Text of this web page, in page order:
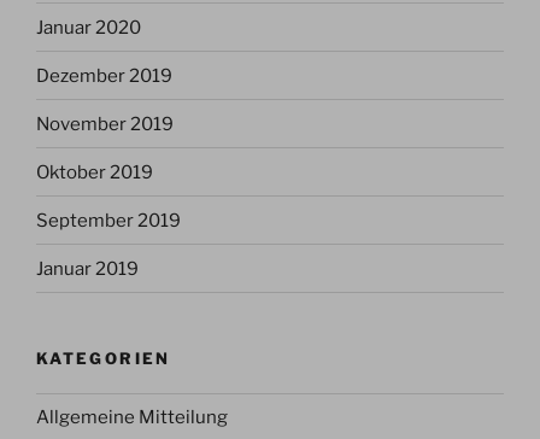
Januar 2020
Dezember 2019
November 2019
Oktober 2019
September 2019
Januar 2019
KATEGORIEN
Allgemeine Mitteilung